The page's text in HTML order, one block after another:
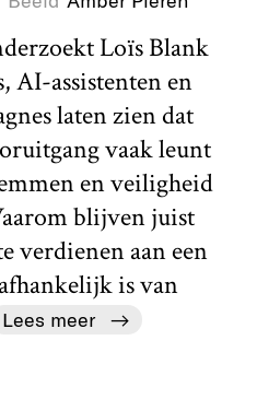
Loïs Blank
AI-assistenten en
laten zien dat
vaak leunt
en veiligheid
blijven juist
verdienen aan een
is van
Lees meer